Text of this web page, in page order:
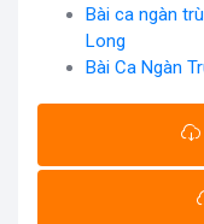
Bài ca ngàn
Long
Bài Ca Ngàn